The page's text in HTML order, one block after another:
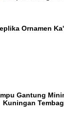
Ornamen
Gantung
Kuningan